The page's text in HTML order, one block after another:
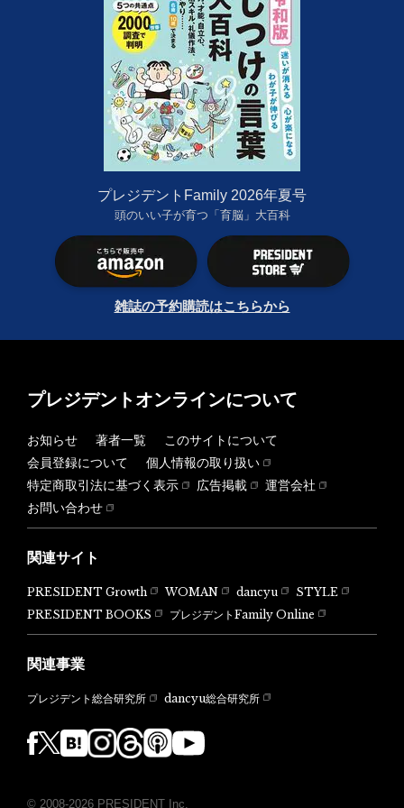
プレジデントFamily 2026年夏号
頭のいい子が育つ「育脳」大百科
雑誌の予約購読はこちらから
プレジデントオンラインについて
お知らせ 著者一覧
このサイトについて
会員登録について
個人情報の取り扱い
特定商取引法に基づく表示
広告掲載
運営会社
お問い合わせ
関連サイト
PRESIDENT Growth WOMAN dancyu
STYLE
PRESIDENT BOOKS
プレジデントFamily Online
関連事業
プレジデント総合研究所 dancyu総合研究所
© 2008-2026 PRESIDENT Inc.